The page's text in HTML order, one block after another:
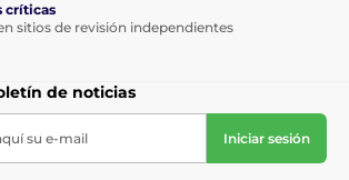
críticas
sitios de revisión independientes
de noticias
su e-mail Iniciar sesión